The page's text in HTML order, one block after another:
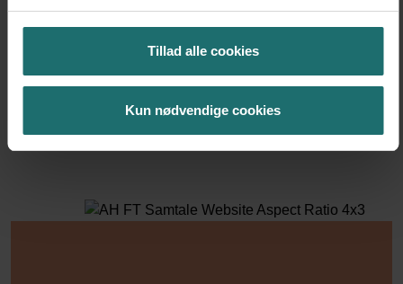
Tillad alle cookies
Kun nødvendige cookies
Behandling efter kort protokol foregår inden for samme
menstruationscyklus, mens lang protokol stækker sig over
Læs mere om IVF behandling – kort behandling
Læs mere om IVF behandling – lang behandling